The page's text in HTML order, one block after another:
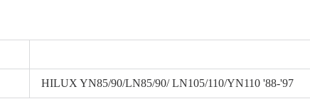
HILUX YN85/90/LN85/90/ LN105/110/YN110 '88-'97